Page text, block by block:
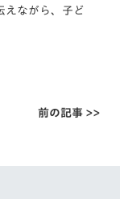
ながら、 子ど
前の記事 >>